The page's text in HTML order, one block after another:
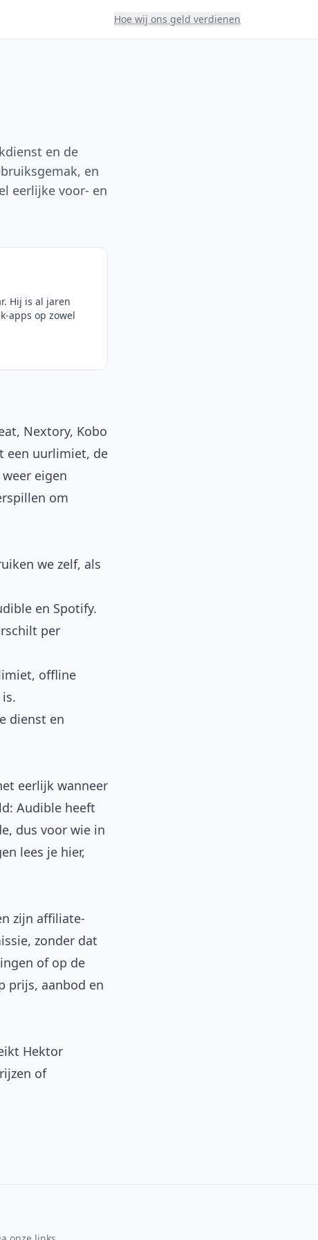
Hoe wij ons geld verdienen
en de
en
eerlijke voor- en
Hij is al jaren
apps op zowel
Nextory, Kobo
een uurlimiet, de
eigen
om
we zelf, als
en Spotify.
per
offline
dienst en
eerlijk wanneer
Audible heeft
dus voor wie in
lees je hier,
zijn affiliate-
zonder dat
of op de
prijs, aanbod en
Hektor
of